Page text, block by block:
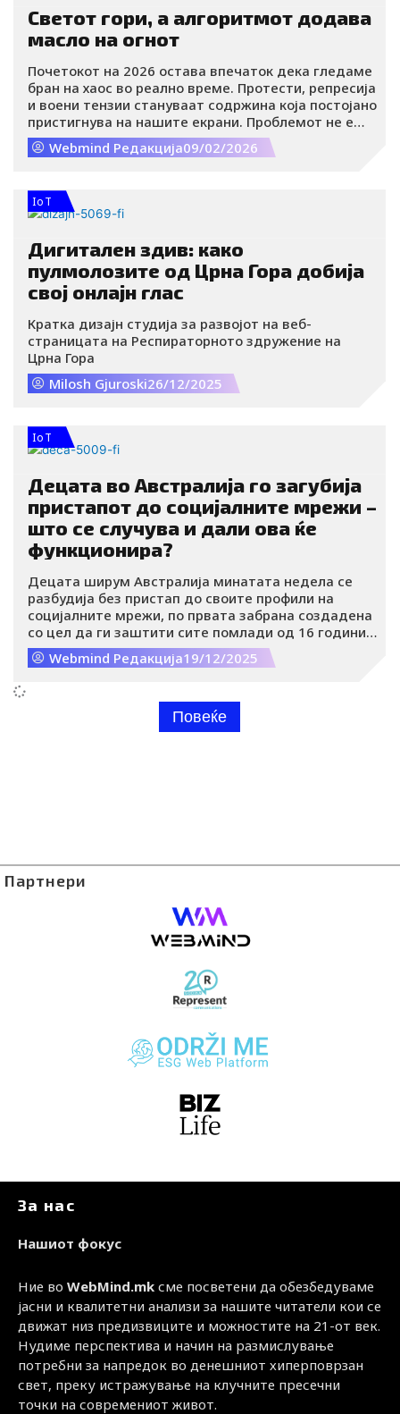
Светот гори, а алгоритмот додава
масло на огнот
Почетокот на 2026 остава впечаток дека гледаме
бран на хаос во реално време. Протести, репресија
и воени тензии стануваат содржина која постојано
пристигнува на нашите екрани. Проблемот не е
само што има насилство, туку како се снима, сече,
дистрибуира и интерпретира преку алгоритми и
Webmind Редакција09/02/2026
IoT
Дигитален здив: како
пулмолозите од Црна Гора добија
свој онлајн глас
Кратка дизајн студија за развојот на веб-
страницата на Респираторното здружение на
Црна Гора
Milosh Gjuroski26/12/2025
IoT
Децата во Австралија го загубија
пристапот до социјалните мрежи –
што се случува и дали ова ќе
функционира?
Децата ширум Австралија минатата недела се
разбудија без пристап до своите профили на
социјалните мрежи, по првата забрана создадена
со цел да ги заштити сите помлади од 16 години
од зависнички алгоритми, онлајн предатори и
дигитално насилство.
Webmind Редакција19/12/2025
Повеќе
Партнери
За нас
Нашиот фокус
Ние во WebMind.mk сме посветени да обезбедуваме
јасни и квалитетни анализи за нашите читатели кои се
движат низ предизвиците и можностите на 21-от век.
Нудиме перспектива и начин на размислување
потребни за напредок во денешниот хиперповрзан
свет, преку истражување на клучните пресечни
точки на современиот живот.